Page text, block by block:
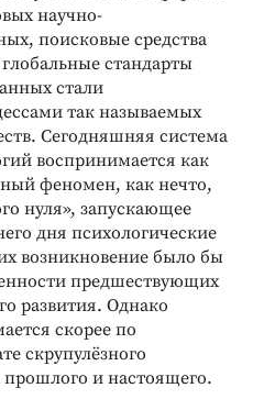
научно-
поисковые средства
стандарты
стали
так называемых
Сегодняшняя система
воспринимается как
феномен, как нечто,
нуля», запускающее
дня психологические
возникновение было бы
предшествующих
развития. Однако
скорее по
скрупулёзного
прошлого и настоящего.